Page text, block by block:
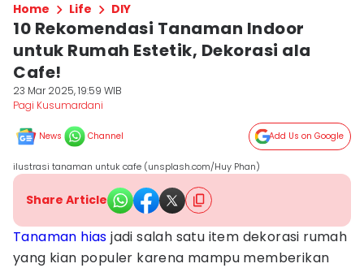
Home Life DIY
10 Rekomendasi Tanaman Indoor
untuk Rumah Estetik, Dekorasi ala
Cafe!
23 Mar 2025, 19:59 WIB
Pagi Kusumardani
News Channel Add Us on Google
ilustrasi tanaman untuk cafe (unsplash.com/Huy Phan)
Share Article
Tanaman hias jadi salah satu item dekorasi rumah
yang kian populer karena mampu memberikan